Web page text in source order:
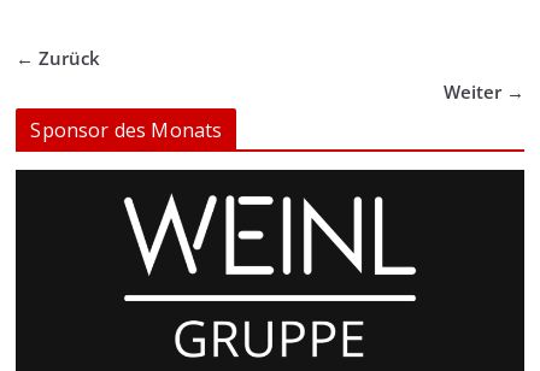
← Zurück
Weiter →
Sponsor des Monats